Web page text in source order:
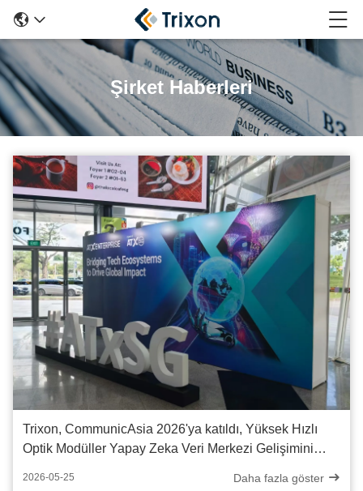
Şirket Haberleri
Trixon, CommunicAsia 2026'ya katıldı, Yüksek Hızlı
Optik Modüller Yapay Zeka Veri Merkezi Gelişimini
2026-05-25 Daha fazla göster